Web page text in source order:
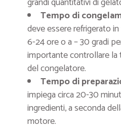
Tempo di
deve essere refrigerato
6-24 ore o a – 30 gradi
importante controllare la
del congelatore.
Tempo di
impiega circa 20-30
ingredienti, a seconda
motore.